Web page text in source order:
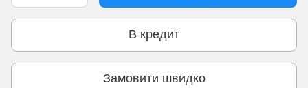
В кредит
Замовити швидко